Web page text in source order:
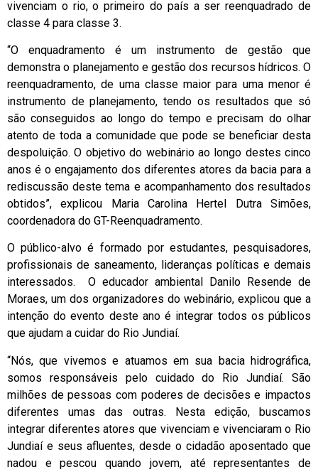
vivenciam o rio, o primeiro do país a ser reenquadrado de
classe 4 para classe 3.
“O enquadramento é um instrumento de gestão que
demonstra o planejamento e gestão dos recursos hídricos. O
reenquadramento, de uma classe maior para uma menor é
instrumento de planejamento, tendo os resultados que só
são conseguidos ao longo do tempo e precisam do olhar
atento de toda a comunidade que pode se beneficiar desta
despoluição. O objetivo do webinário ao longo destes cinco
anos é o engajamento dos diferentes atores da bacia para a
rediscussão deste tema e acompanhamento dos resultados
obtidos”, explicou Maria Carolina Hertel Dutra Simões,
coordenadora do GT-Reenquadramento.
O público-alvo é formado por estudantes, pesquisadores,
profissionais de saneamento, lideranças políticas e demais
interessados. O educador ambiental Danilo Resende de
Moraes, um dos organizadores do webinário, explicou que a
intenção do evento deste ano é integrar todos os públicos
que ajudam a cuidar do Rio Jundiaí.
“Nós, que vivemos e atuamos em sua bacia hidrográfica,
somos responsáveis pelo cuidado do Rio Jundiaí. São
milhões de pessoas com poderes de decisões e impactos
diferentes umas das outras. Nesta edição, buscamos
integrar diferentes atores que vivenciam e vivenciaram o Rio
Jundiaí e seus afluentes, desde o cidadão aposentado que
nadou e pescou quando jovem, até representantes de